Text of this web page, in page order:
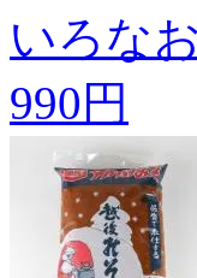
いろな
990円